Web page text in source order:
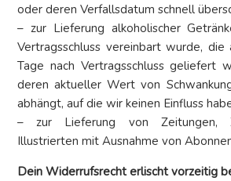
oder deren Verfallsdatum schnell
– zur Lieferung alkoholischer
Vertragsschluss vereinbart wurde,
Tage nach Vertragsschluss geliefert
deren aktueller Wert von
abhängt, auf die wir keinen Einfluss
– zur Lieferung von Zeitungen,
Illustrierten mit Ausnahme von
Dein Widerrufsrecht erlischt vorzeitig